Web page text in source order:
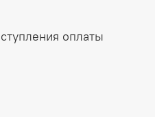
оплаты